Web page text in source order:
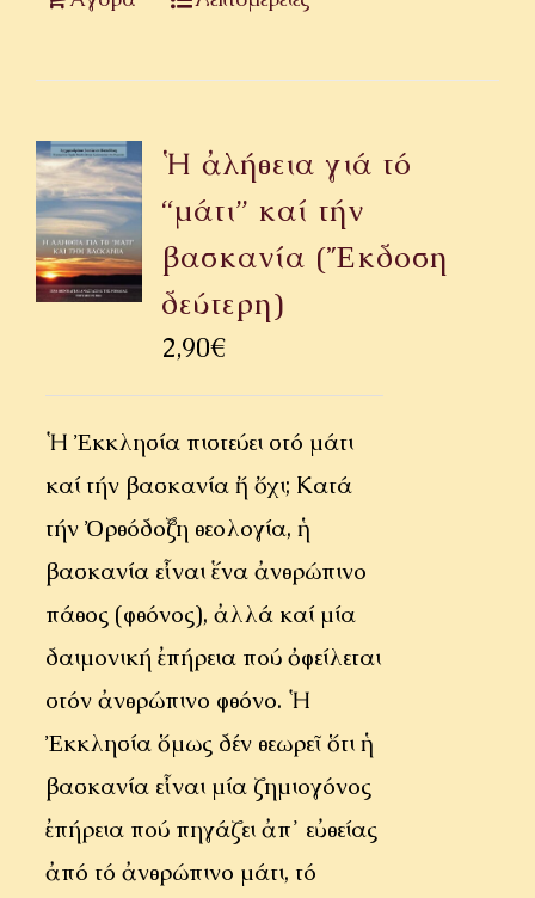
Ἡ ἀλήθεια γιά τό
“μάτι” καί τήν
βασκανία (Ἔκδοση
δεύτερη)
2,90€
Ἡ Ἐκκλησία πιστεύει στό μάτι
καί τήν βασκανία ἤ ὄχι; Κατά
τήν Ὀρθόδοξη θεολογία, ἡ
βασκανία εἶναι ἕνα ἀνθρώπινο
πάθος (φθόνος), ἀλλά καί μία
δαιμονική ἐπήρεια πού ὀφείλεται
στόν ἀνθρώπινο φθόνο. Ἡ
Ἐκκλησία ὅμως δέν θεωρεῖ ὅτι ἡ
βασκανία εἶναι μία ζημιογόνος
ἐπήρεια πού πηγάζει ἀπ᾿ εὐθείας
ἀπό τό ἀνθρώπινο μάτι, τό